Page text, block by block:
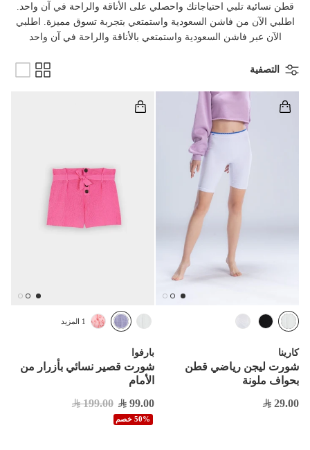
قطن نسائية تلبي احتياجاتك واحصلي على الأناقة والراحة في آن واحد.
اطلبي الآن من فاشن السعودية واستمتعي بتجربة تسوق مميزة. اطلبي
الآن عبر فاشن السعودية واستمتعي بالأناقة والراحة في آن واحد
التصفية
كارينا
شورت ليجن رياضي قطن
بحواف ملونة
29.00
بارفوا
شورت قصير نسائي بأزرار من
الأمام
99.00
199.00
50% خصم
1 المزيد